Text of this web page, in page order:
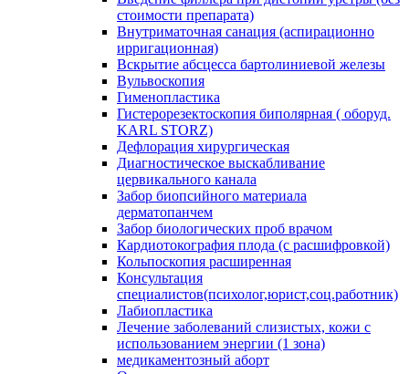
стоимости препарата)
Внутриматочная санация (аспирационно
ирригационная)
Вскрытие абсцесса бартолиниевой железы
Вульвоскопия
Гименопластика
Гистерорезектоскопия биполярная ( оборуд.
KARL STORZ)
Дефлорация хирургическая
Диагностическое выскабливание
цервикального канала
Забор биопсийного материала
дерматопанчем
Забор биологических проб врачом
Кардиотокография плода (с расшифровкой)
Кольпоскопия расширенная
Консультация
специалистов(психолог,юрист,соц.работник)
Лабиопластика
Лечение заболеваний слизистых, кожи с
использованием энергии (1 зона)
медикаментозный аборт